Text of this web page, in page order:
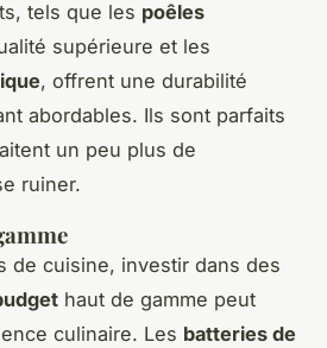
tels que les poêles
supérieure et les
, offrent une durabilité
abordables. Ils sont parfaits
un peu plus de
ruiner.
de cuisine, investir dans des
haut de gamme peut
culinaire. Les batteries de